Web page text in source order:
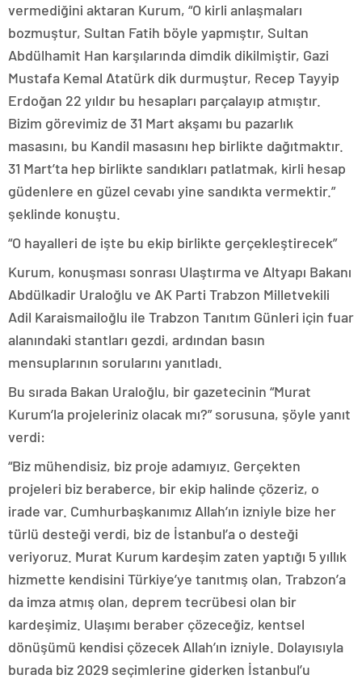
vermediğini aktaran Kurum, “O kirli anlaşmaları
bozmuştur, Sultan Fatih böyle yapmıştır, Sultan
Abdülhamit Han karşılarında dimdik dikilmiştir, Gazi
Mustafa Kemal Atatürk dik durmuştur, Recep Tayyip
Erdoğan 22 yıldır bu hesapları parçalayıp atmıştır.
Bizim görevimiz de 31 Mart akşamı bu pazarlık
masasını, bu Kandil masasını hep birlikte dağıtmaktır.
31 Mart’ta hep birlikte sandıkları patlatmak, kirli hesap
güdenlere en güzel cevabı yine sandıkta vermektir.”
şeklinde konuştu.
“O hayalleri de işte bu ekip birlikte gerçekleştirecek”
Kurum, konuşması sonrası Ulaştırma ve Altyapı Bakanı
Abdülkadir Uraloğlu ve AK Parti Trabzon Milletvekili
Adil Karaismailoğlu ile Trabzon Tanıtım Günleri için fuar
alanındaki stantları gezdi, ardından basın
mensuplarının sorularını yanıtladı.
Bu sırada Bakan Uraloğlu, bir gazetecinin “Murat
Kurum’la projeleriniz olacak mı?” sorusuna, şöyle yanıt
verdi:
“Biz mühendisiz, biz proje adamıyız. Gerçekten
projeleri biz beraberce, bir ekip halinde çözeriz, o
irade var. Cumhurbaşkanımız Allah’ın izniyle bize her
türlü desteği verdi, biz de İstanbul’a o desteği
veriyoruz. Murat Kurum kardeşim zaten yaptığı 5 yıllık
hizmette kendisini Türkiye’ye tanıtmış olan, Trabzon’a
da imza atmış olan, deprem tecrübesi olan bir
kardeşimiz. Ulaşımı beraber çözeceğiz, kentsel
dönüşümü kendisi çözecek Allah’ın izniyle. Dolayısıyla
burada biz 2029 seçimlerine giderken İstanbul’u